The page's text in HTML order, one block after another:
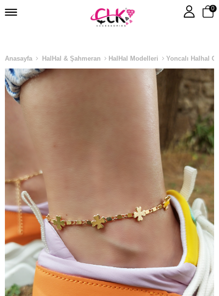
0
Anasayfa HalHal & Şahmeran HalHal Modelleri Yoncalı Halhal